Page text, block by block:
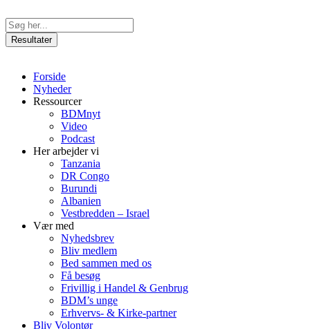
til
indhold
Search
...Resultater
Forside
Nyheder
Ressourcer
BDMnyt
Video
Podcast
Her arbejder vi
Tanzania
DR Congo
Burundi
Albanien
Vestbredden – Israel
Vær med
Nyhedsbrev
Bliv medlem
Bed sammen med os
Få besøg
Frivillig i Handel & Genbrug
BDM’s unge
Erhvervs- & Kirke-partner
Bliv Volontør